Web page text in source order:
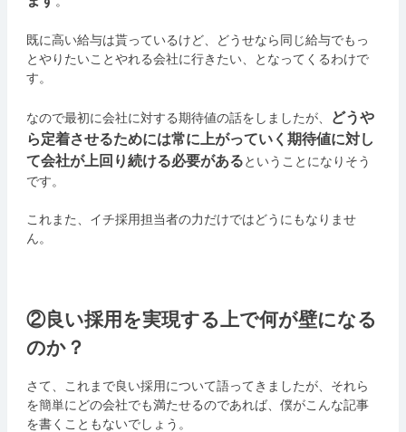
既に高い給与は貰っているけど、どうせなら同じ給与でもっ
とやりたいことやれる会社に行きたい、となってくるわけで
す。
なので最初に会社に対する期待値の話をしましたが、
どうや
ら定着させるためには常に上がっていく期待値に対し
て会社が上回り続ける必要があるということになりそう
です。
これまた、イチ採用担当者の力だけではどうにもなりませ
ん。
②良い採用を実現する上で何が壁になる
のか？
さて、これまで良い採用について語ってきましたが、それら
を簡単にどの会社でも満たせるのであれば、僕がこんな記事
を書くこともないでしょう。